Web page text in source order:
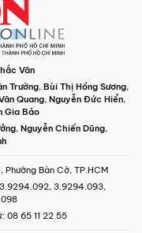
Văn
Trường, Bùi Thị Hồng Sương,
Quang, Nguyễn Đức Hiển,
Gia Bảo
, Nguyễn Chiến Dũng,
Bàn Cờ, TP.HCM
3.9294.093,
: 08 65 11 22 55